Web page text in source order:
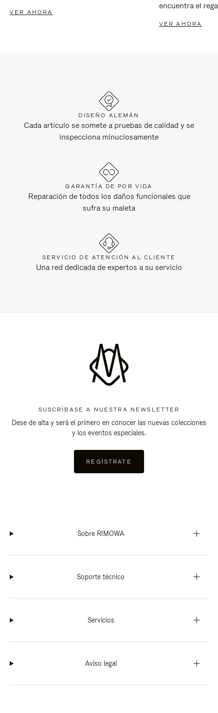
VER AHORA
encuentra el
VER AHORA
DISEÑO ALEMÁN
Cada artículo se somete a pruebas de calidad y se
inspecciona minuciosamente
GARANTÍA DE POR VIDA
Reparación de todos los daños funcionales que
sufra su maleta
SERVICIO DE ATENCIÓN AL CLIENTE
Una red dedicada de expertos a su servicio
SUSCRÍBASE A NUESTRA NEWSLETTER
Dese de alta y será el primero en conocer las nuevas colecciones
y los eventos especiales.
REGÍSTRATE
Sobre RIMOWA
Soporte técnico
Servicios
Aviso legal